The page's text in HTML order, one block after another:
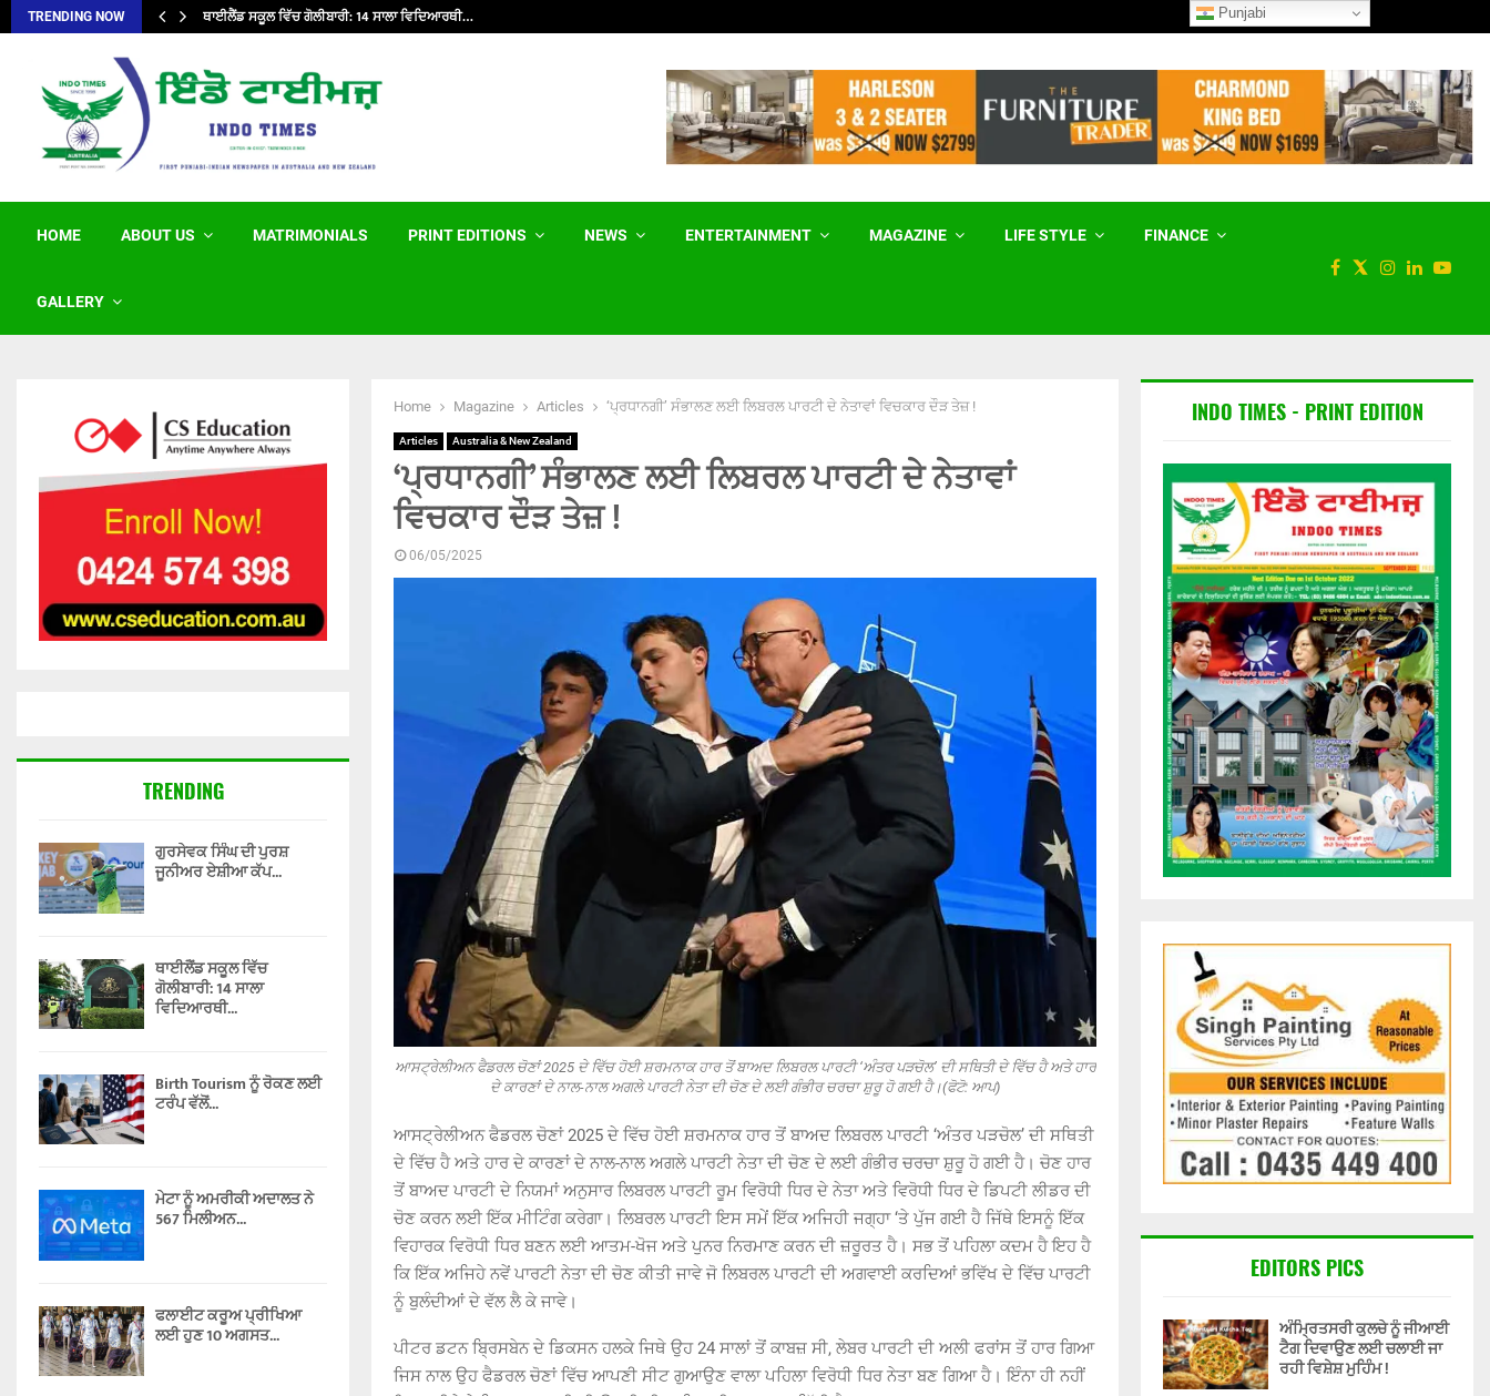
TRENDING NOW ਥਾਈਲੈਂਡ ਸਕੂਲ ਵਿੱਚ ਗੋਲੀਬਾਰੀ: 14 ਸਾਲਾ ਵਿਦਿਆਰਥੀ… ਮੇਟਾ ਨੂੰ ਅਮਰੀਕੀ ਅਦਾਲਤ ਨੇ 567
HOME ABOUT US MATRIMONIALS PRINT EDITIONS NEWS ENTERTAINMENT MAGAZINE LIFE STYLE FINANCE
GALLERY
Home Magazine Articles ‘ਪ੍ਰਧਾਨਗੀ’ ਸੰਭਾਲਣ ਲਈ ਲਿਬਰਲ ਪਾਰਟੀ ਦੇ ਨੇਤਾਵਾਂ ਵਿਚਕਾਰ ਦੌੜ ਤੇਜ਼ !
Articles Australia & New Zealand
‘ਪ੍ਰਧਾਨਗੀ’ ਸੰਭਾਲਣ ਲਈ ਲਿਬਰਲ ਪਾਰਟੀ ਦੇ ਨੇਤਾਵਾਂ
ਵਿਚਕਾਰ ਦੌੜ ਤੇਜ਼ !
06/05/2025
ਆਸਟ੍ਰੇਲੀਅਨ ਫੈਡਰਲ ਚੋਣਾਂ 2025 ਦੇ ਵਿੱਚ ਹੋਈ ਸ਼ਰਮਨਾਕ ਹਾਰ ਤੋਂ ਬਾਅਦ ਲਿਬਰਲ ਪਾਰਟੀ ‘ਅੰਤਰ ਪੜਚੋਲ’ ਦੀ ਸਥਿਤੀ ਦੇ ਵਿੱਚ ਹੈ ਅਤੇ ਹਾਰ
ਦੇ ਕਾਰਣਾਂ ਦੇ ਨਾਲ-ਨਾਲ ਅਗਲੇ ਪਾਰਟੀ ਨੇਤਾ ਦੀ ਚੋਣ ਦੇ ਲਈ ਗੰਭੀਰ ਚਰਚਾ ਸ਼ੁਰੂ ਹੋ ਗਈ ਹੈ।(ਫੋਟੋ: ਆਪ)
ਆਸਟ੍ਰੇਲੀਅਨ ਫੈਡਰਲ ਚੋਣਾਂ 2025 ਦੇ ਵਿੱਚ ਹੋਈ ਸ਼ਰਮਨਾਕ ਹਾਰ ਤੋਂ ਬਾਅਦ ਲਿਬਰਲ ਪਾਰਟੀ ‘ਅੰਤਰ ਪੜਚੋਲ’ ਦੀ ਸਥਿਤੀ
ਦੇ ਵਿੱਚ ਹੈ ਅਤੇ ਹਾਰ ਦੇ ਕਾਰਣਾਂ ਦੇ ਨਾਲ-ਨਾਲ ਅਗਲੇ ਪਾਰਟੀ ਨੇਤਾ ਦੀ ਚੋਣ ਦੇ ਲਈ ਗੰਭੀਰ ਚਰਚਾ ਸ਼ੁਰੂ ਹੋ ਗਈ ਹੈ। ਚੋਣ ਹਾਰ
ਤੋਂ ਬਾਅਦ ਪਾਰਟੀ ਦੇ ਨਿਯਮਾਂ ਅਨੁਸਾਰ ਲਿਬਰਲ ਪਾਰਟੀ ਰੂਮ ਵਿਰੋਧੀ ਧਿਰ ਦੇ ਨੇਤਾ ਅਤੇ ਵਿਰੋਧੀ ਧਿਰ ਦੇ ਡਿਪਟੀ ਲੀਡਰ ਦੀ
ਚੋਣ ਕਰਨ ਲਈ ਇੱਕ ਮੀਟਿੰਗ ਕਰੇਗਾ। ਲਿਬਰਲ ਪਾਰਟੀ ਇਸ ਸਮੇਂ ਇੱਕ ਅਜਿਹੀ ਜਗ੍ਹਾ ‘ਤੇ ਪੁੱਜ ਗਈ ਹੈ ਜਿੱਥੇ ਇਸਨੂੰ ਇੱਕ
ਵਿਹਾਰਕ ਵਿਰੋਧੀ ਧਿਰ ਬਣਨ ਲਈ ਆਤਮ-ਖੋਜ ਅਤੇ ਪੁਨਰ ਨਿਰਮਾਣ ਕਰਨ ਦੀ ਜ਼ਰੂਰਤ ਹੈ। ਸਭ ਤੋਂ ਪਹਿਲਾ ਕਦਮ ਹੈ ਇਹ ਹੈ
ਕਿ ਇੱਕ ਅਜਿਹੇ ਨਵੇਂ ਪਾਰਟੀ ਨੇਤਾ ਦੀ ਚੋਣ ਕੀਤੀ ਜਾਵੇ ਜੋ ਲਿਬਰਲ ਪਾਰਟੀ ਦੀ ਅਗਵਾਈ ਕਰਦਿਆਂ ਭਵਿੱਖ ਦੇ ਵਿੱਚ ਪਾਰਟੀ
ਨੂੰ ਬੁਲੰਦੀਆਂ ਦੇ ਵੱਲ ਲੈ ਕੇ ਜਾਵੇ।
ਪੀਟਰ ਡਟਨ ਬ੍ਰਿਸਬੇਨ ਦੇ ਡਿਕਸਨ ਹਲਕੇ ਜਿਥੇ ਉਹ 24 ਸਾਲਾਂ ਤੋਂ ਕਾਬਜ਼ ਸੀ, ਲੇਬਰ ਪਾਰਟੀ ਦੀ ਅਲੀ ਫਰਾਂਸ ਤੋਂ ਹਾਰ ਗਿਆ
ਜਿਸ ਨਾਲ ਉਹ ਫੈਡਰਲ ਚੋਣਾਂ ਵਿੱਚ ਆਪਣੀ ਸੀਟ ਗੁਆਉਣ ਵਾਲਾ ਪਹਿਲਾ ਵਿਰੋਧੀ ਧਿਰ ਨੇਤਾ ਬਣ ਗਿਆ ਹੈ। ਇੰਨਾ ਹੀ ਨਹੀਂ
TRENDING
ਗੁਰਸੇਵਕ ਸਿੰਘ ਦੀ ਪੁਰਸ਼
ਜੂਨੀਅਰ ਏਸ਼ੀਆ ਕੱਪ...
ਥਾਈਲੈਂਡ ਸਕੂਲ ਵਿੱਚ
ਗੋਲੀਬਾਰੀ: 14 ਸਾਲਾ
ਵਿਦਿਆਰਥੀ...
Birth Tourism ਨੂੰ ਰੋਕਣ ਲਈ
ਟਰੰਪ ਵੱਲੋਂ...
ਮੇਟਾ ਨੂੰ ਅਮਰੀਕੀ ਅਦਾਲਤ ਨੇ
567 ਮਿਲੀਅਨ...
ਫਲਾਈਟ ਕਰੂਅ ਪ੍ਰੀਖਿਆ
ਲਈ ਹੁਣ 10 ਅਗਸਤ...
INDO TIMES - PRINT EDITION
EDITORS PICS
ਅੰਮ੍ਰਿਤਸਰੀ ਕੁਲਚੇ ਨੂੰ ਜੀਆਈ
ਟੈਗ ਦਿਵਾਉਣ ਲਈ ਚਲਾਈ ਜਾ
ਰਹੀ ਵਿਸ਼ੇਸ਼ ਮੁਹਿੰਮ !
Punjabi